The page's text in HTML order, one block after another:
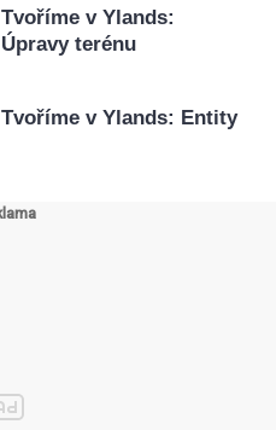
Tvoříme v Ylands:
Úpravy terénu
Tvoříme v Ylands: Entity